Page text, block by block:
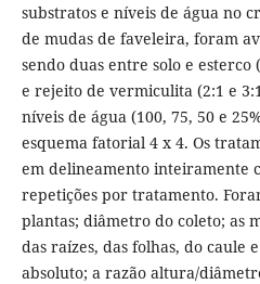
substratos e níveis de água no
de mudas de faveleira, foram
sendo duas entre solo e esterco
e rejeito de vermiculita (2:1 e
níveis de água (100, 75, 50 e
esquema fatorial 4 x 4. Os
em delineamento inteiramente
repetições por tratamento.
plantas; diâmetro do coleto; as
das raízes, das folhas, do caule
absoluto; a razão altura/